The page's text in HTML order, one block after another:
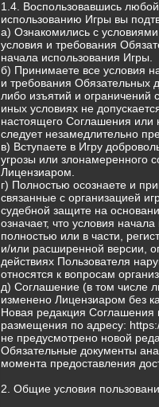
1.4. Воспользовавшись
использованию Игры вы
а) Ознакомились с
условия и требования
начала использования Игры.
б) Принимаете все условия
и требования Обязательных
либо изъятий и
иных условиях не
настоящего Соглашения или
следует незамедлительно
в) Вступаете в Игру
угрозы или злонамеренного
Лицензиаром.
г) Полностью осознаете и
связанные с организацией
судебной защите на
означает, что условия
полностью или в части,
и/или расширенной версии,
действиях Пользователя
относятся к вопросам
д) Соглашение (в том числе
изменено Лицензиаром без
Новая редакция Соглашения
размещения по адресу:
не предусмотрено новой
Обязательные документы
момента предоставления
2. Общие условия